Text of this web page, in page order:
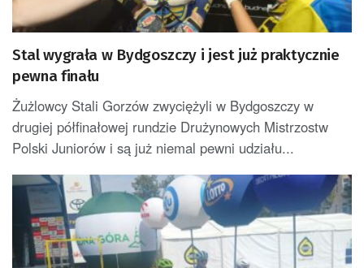
Stal wygrała w Bydgoszczy i jest już praktycznie
pewna finału
Żużlowcy Stali Gorzów zwyciężyli w Bydgoszczy w
drugiej półfinałowej rundzie Drużynowych Mistrzostw
Polski Juniorów i są już niemal pewni udziału...